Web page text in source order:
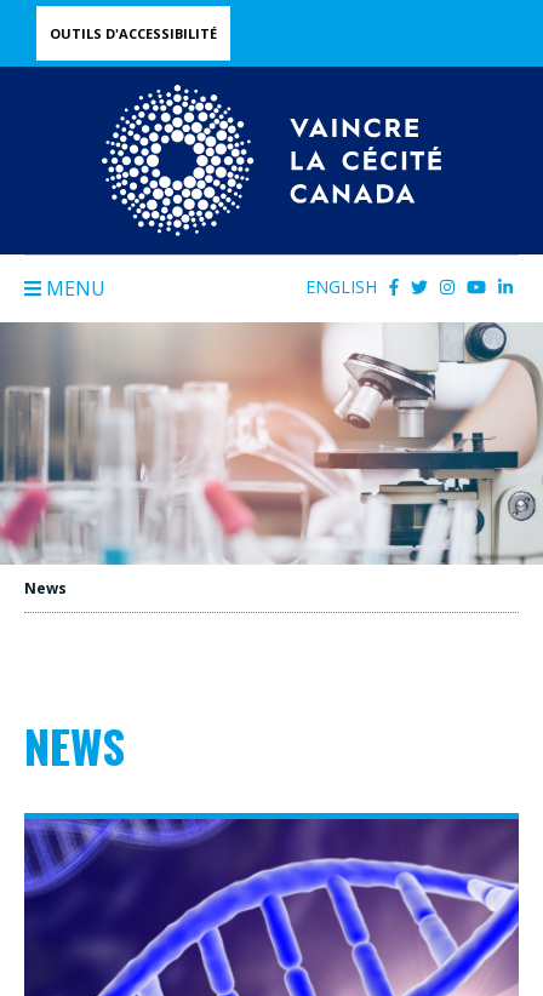
Skip
to
OUTILS D'ACCESSIBILITÉ
MENU ENGLISH
News
NEWS